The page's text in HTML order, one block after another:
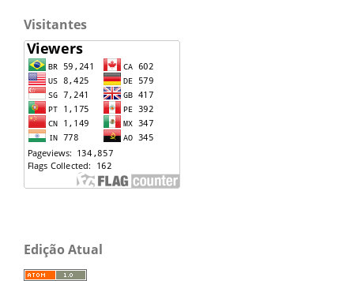
Visitantes
Edição Atual